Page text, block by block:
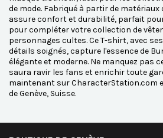
de mode. Fabriqué à partir de matériaux
assure confort et durabilité, parfait
pour compléter votre collection de
personnages cultes. Ce T-shirt, avec
détails soignés, capture l'essence de
élégante et moderne. Ne manquez pas
saura ravir les fans et enrichir toute
maintenant sur CharacterStation.com
de Genève, Suisse.